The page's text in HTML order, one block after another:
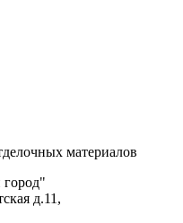
материалов
город"
д.11,